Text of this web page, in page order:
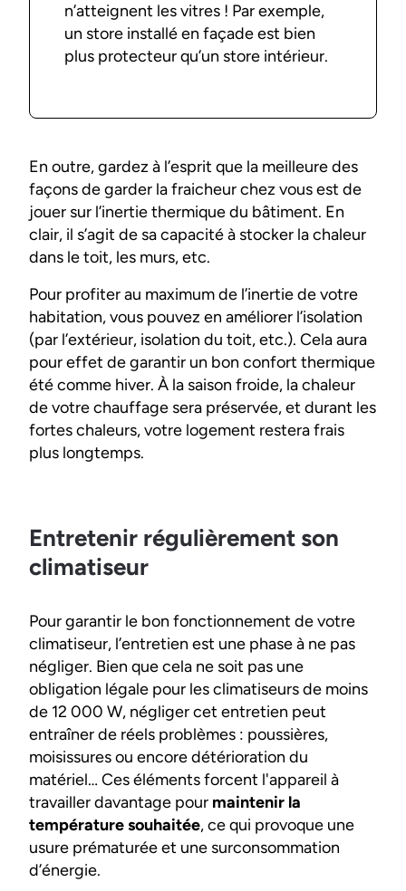
n’atteignent les vitres ! Par exemple,
un store installé en façade est bien
plus protecteur qu’un store intérieur.
En outre, gardez à l’esprit que la meilleure des
façons de garder la fraicheur chez vous est de
jouer sur l’inertie thermique du bâtiment. En
clair, il s’agit de sa capacité à stocker la chaleur
dans le toit, les murs, etc.
Pour profiter au maximum de l’inertie de votre
habitation, vous pouvez en améliorer l’isolation
(par l’extérieur, isolation du toit, etc.). Cela aura
pour effet de garantir un bon confort thermique
été comme hiver. À la saison froide, la chaleur
de votre chauffage sera préservée, et durant les
fortes chaleurs, votre logement restera frais
plus longtemps.
Entretenir régulièrement son
climatiseur
Pour garantir le bon fonctionnement de votre
climatiseur, l’entretien est une phase à ne pas
négliger. Bien que cela ne soit pas une
obligation légale pour les climatiseurs de moins
de 12 000 W, négliger cet entretien peut
entraîner de réels problèmes : poussières,
moisissures ou encore détérioration du
matériel… Ces éléments forcent l'appareil à
travailler davantage pour maintenir la
température souhaitée, ce qui provoque une
usure prématurée et une surconsommation
d’énergie.